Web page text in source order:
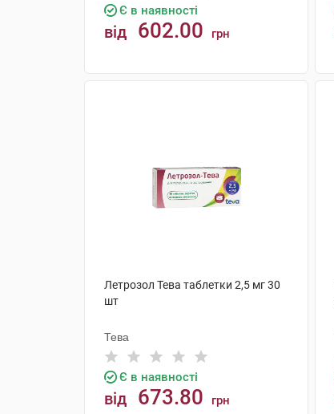
Є в наявності
від 602.00 грн
Летрозол Тева таблетки 2,5 мг 30
шт
Тева
Є в наявності
від 673.80 грн